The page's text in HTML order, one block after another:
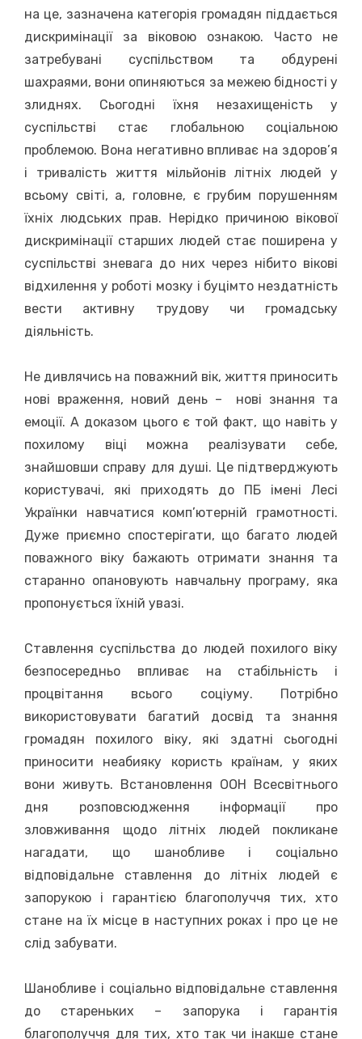
на це, зазначена категорія громадян піддається
дискримінації за віковою ознакою. Часто не
затребувані суспільством та обдурені
шахраями, вони опиняються за межею бідності у
злиднях. Сьогодні їхня незахищеність у
суспільстві стає глобальною соціальною
проблемою. Вона негативно впливає на здоров’я
і тривалість життя мільйонів літніх людей у
всьому світі, а, головне, є грубим порушенням
їхніх людських прав. Нерідко причиною вікової
дискримінації старших людей стає поширена у
суспільстві зневага до них через нібито вікові
відхилення у роботі мозку і буцімто нездатність
вести активну трудову чи громадську
діяльність.
Не дивлячись на поважний вік, життя приносить
нові враження, новий день – нові знання та
емоції. А доказом цього є той факт, що навіть у
похилому віці можна реалізувати себе,
знайшовши справу для душі. Це підтверджують
користувачі, які приходять до ПБ імені Лесі
Українки навчатися комп’ютерній грамотності.
Дуже приємно спостерігати, що багато людей
поважного віку бажають отримати знання та
старанно опановують навчальну програму, яка
пропонується їхній увазі.
Ставлення суспільства до людей похилого віку
безпосередньо впливає на стабільність і
процвітання всього соціуму. Потрібно
використовувати багатий досвід та знання
громадян похилого віку, які здатні сьогодні
приносити неабияку користь країнам, у яких
вони живуть. Встановлення ООН Всесвітнього
дня розповсюдження інформації про
зловживання щодо літніх людей покликане
нагадати, що шанобливе і соціально
відповідальне ставлення до літніх людей є
запорукою і гарантією благополуччя тих, хто
стане на їх місце в наступних роках і про це не
слід забувати.
Шанобливе і соціально відповідальне ставлення
до стареньких – запорука і гарантія
благополуччя для тих, хто так чи інакше стане